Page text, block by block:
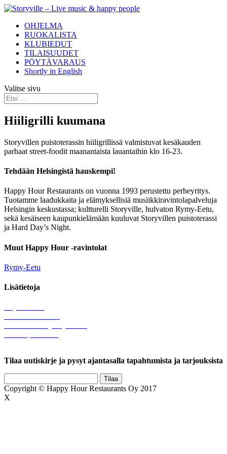
OHJELMA
RUOKALISTA
KLUBIEDUT
TILAISUUDET
PÖYTÄVARAUS
Shortly in English
Valitse sivu
Hiiligrilli kuumana
Storyvillen puistoterassin hiiligrillissä valmistuvat kesäkauden
parhaat street-foodit maanantaista lauantaihin klo 16-23.
Tehdään Helsingistä hauskempi!
Happy Hour Restaurants on vuonna 1993 perustettu perheyritys.
Tuotamme laadukkaita ja elämyksellisiä musiikkiravintolapalveluja
Helsingin keskustassa; kultturelli Storyville, hulvaton Rymy-Eetu,
sekä kesäiseen kaupunkielämään kuuluvat Storyvillen puistoterassi
ja Hard Day’s Night.
Muut Happy Hour -ravintolat
Rymy-Eetu
Lisätietoja
Tilaa uutiskirje ja pysyt ajantasalla tapahtumista ja tarjouksista
Copyright © Happy Hour Restaurants Oy 2017
X